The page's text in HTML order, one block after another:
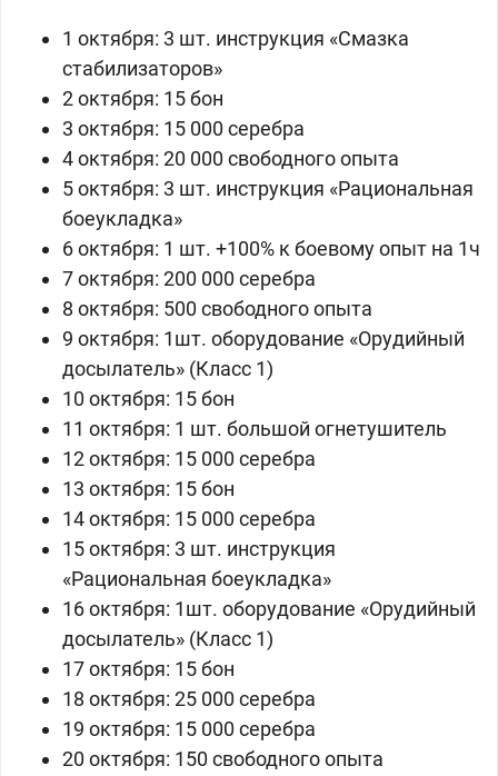
1 октября: 3 шт. инструкция «Смазка
стабилизаторов»
2 октября: 15 бон
3 октября: 15 000 серебра
4 октября: 20 000 свободного опыта
5 октября: 3 шт. инструкция «Рациональная
боеукладка»
6 октября: 1 шт. +100% к боевому опыт на 1ч
7 октября: 200 000 серебра
8 октября: 500 свободного опыта
9 октября: 1шт. оборудование «Орудийный
досылатель» (Класс 1)
10 октября: 15 бон
11 октября: 1 шт. большой огнетушитель
12 октября: 15 000 серебра
13 октября: 15 бон
14 октября: 15 000 серебра
15 октября: 3 шт. инструкция
«Рациональная боеукладка»
16 октября: 1шт. оборудование «Орудийный
досылатель» (Класс 1)
17 октября: 15 бон
18 октября: 25 000 серебра
19 октября: 15 000 серебра
20 октября: 150 свободного опыта